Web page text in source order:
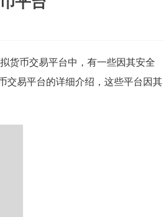
货币交易平台中，有一些因其安全
交易平台的详细介绍，这些平台因其